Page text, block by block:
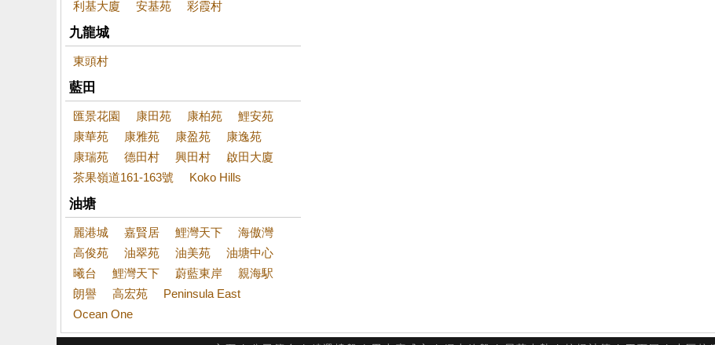
利基大廈
安基苑 彩霞村
九龍城
東頭村
藍田
匯景花園 康田苑 康柏苑
鯉安苑
康華苑
康雅苑 康盈苑
康逸苑
康瑞苑
德田村 興田村
啟田大廈
茶果嶺道161-163號
Koko Hills
油塘
麗港城 嘉賢居 鯉灣天下
海傲灣
高俊苑
油翠苑 油美苑
油塘中心
曦台
鯉灣天下 蔚藍東岸
親海駅
朗譽
高宏苑
Peninsula East
Ocean One